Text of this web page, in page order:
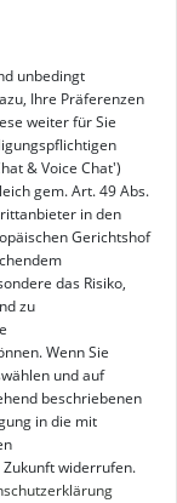
Sie
Ihre Reise
unbedingt
Ihre Präferenzen
weiter für Sie
& Voice Chat')
gem. Art. 49 Abs.
in den
Gerichtshof
das Risiko,
zu
Wenn Sie
und auf
beschriebenen
in die mit
widerrufen.